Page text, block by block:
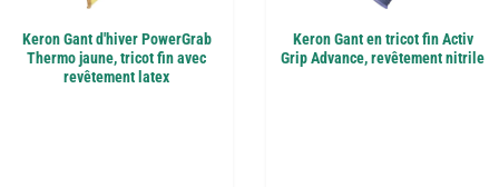
Keron Gant d'hiver PowerGrab
Thermo jaune, tricot fin avec
revêtement latex
Keron Gant en tricot fin Activ
Grip Advance, revêtement nitrile